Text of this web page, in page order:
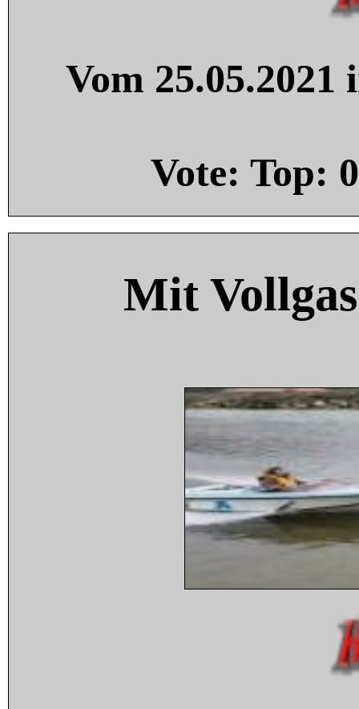
Vom
Vote: Top: 0
Mit